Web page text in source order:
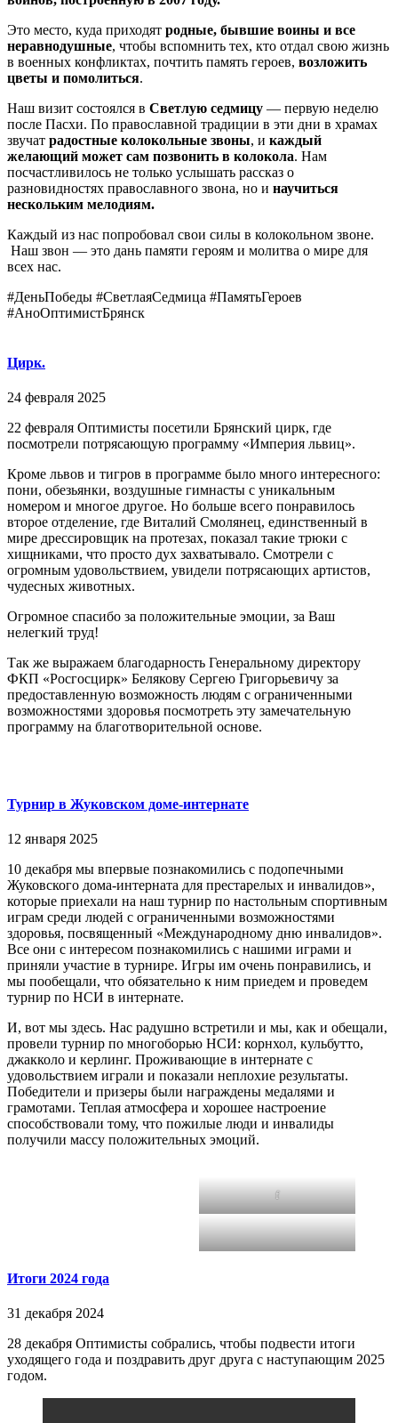
Это место, куда приходят родные, бывшие воины и все
неравнодушные, чтобы вспомнить тех, кто отдал свою жизнь
в военных конфликтах, почтить память героев, возложить
цветы и помолиться.
Наш визит состоялся в Светлую седмицу — первую неделю
после Пасхи. По православной традиции в эти дни в храмах
звучат радостные колокольные звоны, и каждый
желающий может сам позвонить в колокола. Нам
посчастливилось не только услышать рассказ о
разновидностях православного звона, но и научиться
нескольким мелодиям.
Каждый из нас попробовал свои силы в колокольном звоне.
Наш звон — это дань памяти героям и молитва о мире для
всех нас.
#ДеньПобеды #СветлаяСедмица #ПамятьГероев
#АноОптимистБрянск
Цирк.
24 февраля 2025
22 февраля Оптимисты посетили Брянский цирк, где
посмотрели потрясающую программу «Империя львиц».
Кроме львов и тигров в программе было много интересного:
пони, обезьянки, воздушные гимнасты с уникальным
номером и многое другое. Но больше всего понравилось
второе отделение, где Виталий Смолянец, единственный в
мире дрессировщик на протезах, показал такие трюки с
хищниками, что просто дух захватывало. Смотрели с
огромным удовольствием, увидели потрясающих артистов,
чудесных животных.
Огромное спасибо за положительные эмоции, за Ваш
нелегкий труд!
Так же выражаем благодарность Генеральному директору
ФКП «Росгосцирк» Белякову Сергею Григорьевичу за
предоставленную возможность людям с ограниченными
возможностями здоровья посмотреть эту замечательную
программу на благотворительной основе.
Турнир в Жуковском доме-интернате
12 января 2025
10 декабря мы впервые познакомились с подопечными
Жуковского дома-интерната для престарелых и инвалидов»,
которые приехали на наш турнир по настольным спортивным
играм среди людей с ограниченными возможностями
здоровья, посвященный «Международному дню инвалидов».
Все они с интересом познакомились с нашими играми и
приняли участие в турнире. Игры им очень понравились, и
мы пообещали, что обязательно к ним приедем и проведем
турнир по НСИ в интернате.
И, вот мы здесь. Нас радушно встретили и мы, как и обещали,
провели турнир по многоборью НСИ: корнхол, кульбутто,
джакколо и керлинг. Проживающие в интернате с
удовольствием играли и показали неплохие результаты.
Победители и призеры были награждены медалями и
грамотами. Теплая атмосфера и хорошее настроение
способствовали тому, что пожилые люди и инвалиды
получили массу положительных эмоций.
f
Итоги 2024 года
31 декабря 2024
28 декабря Оптимисты собрались, чтобы подвести итоги
уходящего года и поздравить друг друга с наступающим 2025
годом.